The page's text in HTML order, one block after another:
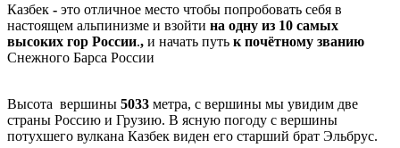
Казбек - это отличное место чтобы попробовать себя в
настоящем альпинизме и взойти на одну из 10 самых
высоких гор России., и начать путь к почётному званию
Снежного Барса России
Высота вершины 5033 метра, с вершины мы увидим две
страны Россию и Грузию. В ясную погоду с вершины
потухшего вулкана Казбек виден его старший брат Эльбрус.